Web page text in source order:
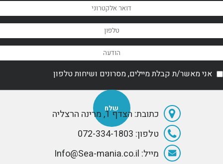
אני מאשר/ת קבלת מיילים, מסרונים ושיחות טלפון
כתובת: הצדף 1, מרינה הרצליה
טלפון: 072-334-1803
מייל: Info@Sea-mania.co.il